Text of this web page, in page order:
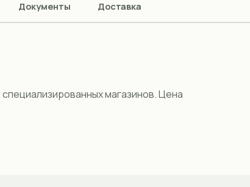
Документы Доставка
магазинов. Цена